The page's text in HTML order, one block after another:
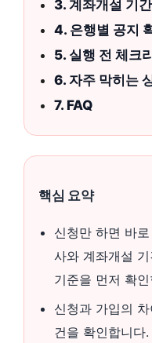
3. 계좌개설 기
4. 은행별 공지
5. 실행 전 체크
6. 자주 막히는
7. FAQ
핵심 요약
신청만 하면 바
사와 계좌개설
기준을 먼저 확
신청과 가입의
건을 확인합니다.